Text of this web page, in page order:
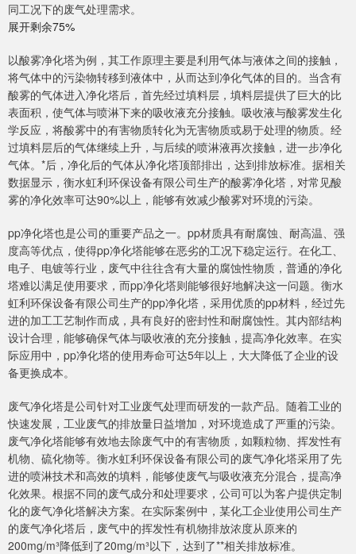
同工况下的废气处理需求。
展开剩余75%
以酸雾净化塔为例，其工作原理主要是利用气体与液体之间的接触，
将气体中的污染物转移到液体中，从而达到净化气体的目的。当含有
酸雾的气体进入净化塔后，首先经过填料层，填料层提供了巨大的比
表面积，使气体与喷淋下来的吸收液充分接触。吸收液与酸雾发生化
学反应，将酸雾中的有害物质转化为无害物质或易于处理的物质。经
过填料层后的气体继续上升，与后续的喷淋液再次接触，进一步净化
气体。*后，净化后的气体从净化塔顶部排出，达到排放标准。据相关
数据显示，衡水虹利环保设备有限公司生产的酸雾净化塔，对常见酸
雾的净化效率可达90%以上，能够有效减少酸雾对环境的污染。
pp净化塔也是公司的重要产品之一。pp材质具有耐腐蚀、耐高温、强
度高等优点，使得pp净化塔能够在恶劣的工况下稳定运行。在化工、
电子、电镀等行业，废气中往往含有大量的腐蚀性物质，普通的净化
塔难以满足使用要求，而pp净化塔则能够很好地解决这一问题。衡水
虹利环保设备有限公司生产的pp净化塔，采用优质的pp材料，经过先
进的加工工艺制作而成，具有良好的密封性和耐腐蚀性。其内部结构
设计合理，能够确保气体与吸收液的充分接触，提高净化效率。在实
际应用中，pp净化塔的使用寿命可达5年以上，大大降低了企业的设
备更换成本。
废气净化塔是公司针对工业废气处理而研发的一款产品。随着工业的
快速发展，工业废气的排放量日益增加，对环境造成了严重的污染。
废气净化塔能够有效地去除废气中的有害物质，如颗粒物、挥发性有
机物、硫化物等。衡水虹利环保设备有限公司的废气净化塔采用了先
进的喷淋技术和高效的填料，能够使废气与吸收液充分混合，提高净
化效果。根据不同的废气成分和处理要求，公司可以为客户提供定制
化的废气净化塔解决方案。在实际案例中，某化工企业使用公司生产
的废气净化塔后，废气中的挥发性有机物排放浓度从原来的
200mg/m³降低到了20mg/m³以下，达到了**相关排放标准。